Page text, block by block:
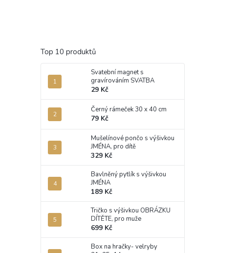
Top 10 produktů
Svatební magnet s
gravírováním SVATBA
29 Kč
Černý rámeček 30 x 40 cm
79 Kč
Mušelínové pončo s výšivkou
JMÉNA, pro dítě
329 Kč
Bavlněný pytlík s výšivkou
JMÉNA
189 Kč
Tričko s výšivkou OBRÁZKU
DÍTĚTE, pro muže
699 Kč
Box na hračky- velryby